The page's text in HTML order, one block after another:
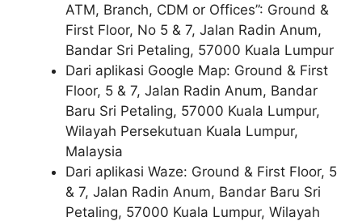
ATM, Branch, CDM or Offices”: Ground &
First Floor, No 5 & 7, Jalan Radin Anum,
Bandar Sri Petaling, 57000 Kuala Lumpur
Dari aplikasi Google Map: Ground & First
Floor, 5 & 7, Jalan Radin Anum, Bandar
Baru Sri Petaling, 57000 Kuala Lumpur,
Wilayah Persekutuan Kuala Lumpur,
Malaysia
Dari aplikasi Waze: Ground & First Floor, 5
& 7, Jalan Radin Anum, Bandar Baru Sri
Petaling, 57000 Kuala Lumpur, Wilayah